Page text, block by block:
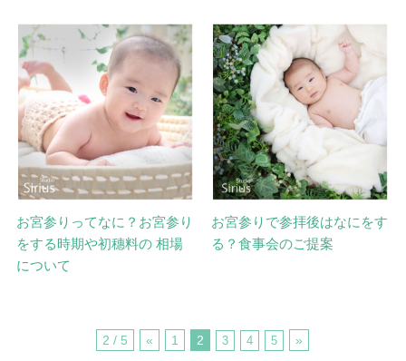
お宮参りってなに？お宮参り
をする時期や初穗料の 相場
について
お宮参りで参拝後はなにをす
る？食事会のご提案
2 / 5 « 1 2 3 4 5 »